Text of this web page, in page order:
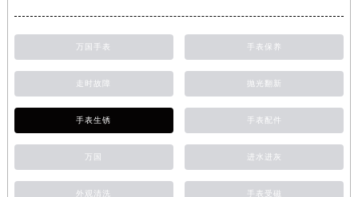
万国手表 手表保养
走时故障 抛光翻新
手表生锈 手表配件
万国 进水进灰
外观清洗 手表受磁